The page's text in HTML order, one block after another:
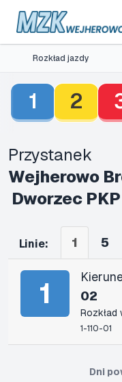
Rozkład jazdy
1 2
Przystanek
Wejherowo
Dworzec
Linie: 1 5
1
02
Rozkład
1-110-01
Dni